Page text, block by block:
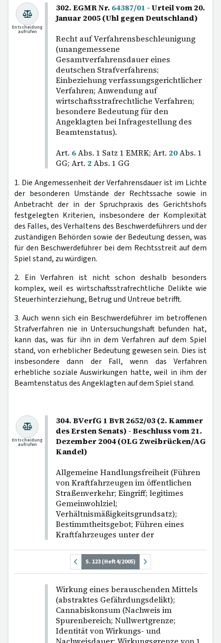
302. EGMR Nr. 64387/01 - Urteil vom 20.
Januar 2005 (Uhl gegen Deutschland)
Recht auf Verfahrensbeschleunigung
(unangemessene
Gesamtverfahrensdauer eines
deutschen Strafverfahrens;
Einbeziehung verfassungsgerichtlicher
Verfahren; Anwendung auf
wirtschaftsstrafrechtliche Verfahren;
besondere Bedeutung für den
Angeklagten bei Infragestellung des
Beamtenstatus).
Art. 6Abs. 1 Satz 1 EMRK; Art. 20Abs. 1
GG; Art. 2 Abs. 1 GG
Entscheidung
aufrufen
1. Die Angemessenheit der Verfahrensdauer ist im Lichte
der besonderen Umstände der Rechtssache sowie in
Anbetracht der in der Spruchpraxis des Gerichtshofs
festgelegten Kriterien, insbesondere der Komplexität
des Falles, des Verhaltens des Beschwerdeführers und der
zuständigen Behörden sowie der Bedeutung dessen, was
für den Beschwerdeführer bei dem Rechtsstreit auf dem
Spiel stand, zu würdigen.
2. Ein Verfahren ist nicht schon deshalb besonders
komplex, weil es wirtschaftsstrafrechtliche Delikte wie
Steuerhinterziehung, Betrug und Untreue betrifft.
3. Auch wenn sich ein Beschwerdeführer im betroffenen
Strafverfahren nie in Untersuchungshaft befunden hat,
kann das, was für ihn in dem Verfahren auf dem Spiel
stand, von erheblicher Bedeutung gewesen sein. Dies ist
insbesondere dann der Fall, wenn das Verfahren
erhebliche soziale Auswirkungen hatte, weil in ihm der
Beamtenstatus des Angeklagten auf dem Spiel stand.
304. BVerfG 1 BvR 2652/03 (2. Kammer
des Ersten Senats) - Beschluss vom 21.
Dezember 2004 (OLG Zweibrücken/AG
Kandel)
Allgemeine Handlungsfreiheit (Führen
von Kraftfahrzeugen im öffentlichen
Straßenverkehr; Eingriff; legitimes
Gemeinwohlziel;
Verhältnismäßigkeitsgrundsatz);
Bestimmtheitsgebot; Führen eines
Kraftfahrzeuges unter der
Entscheidung
aufrufen
S. 123 (Heft 4/2005)
Wirkung eines berauschenden Mittels
(abstraktes Gefährdungsdelikt);
Cannabiskonsum (Nachweis im
Spurenbereich; Nullwertgrenze;
Identität von Wirkungs- und